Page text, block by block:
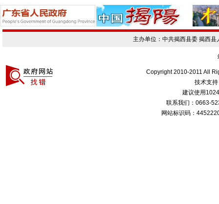
主办单位：中共揭西县委 揭西
Copyright 2010-2011 All
技术支
建议使用
联系我们：0663-
网站标识码：